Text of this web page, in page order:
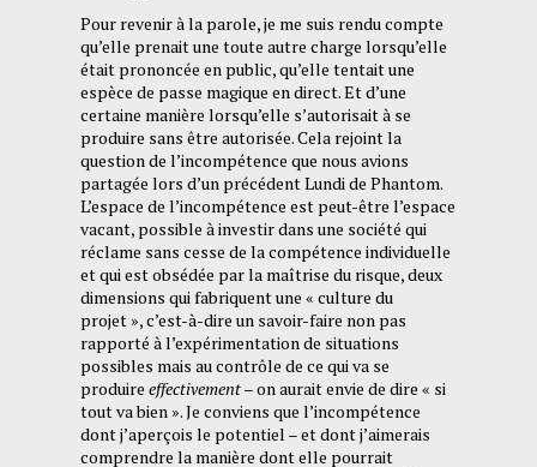
Pour revenir à la parole, je me suis rendu compte
qu’elle prenait une toute autre charge lorsqu’elle
était prononcée en public, qu’elle tentait une
espèce de passe magique en direct. Et d’une
certaine manière lorsqu’elle s’autorisait à se
produire sans être autorisée. Cela rejoint la
question de l’incompétence que nous avions
partagée lors d’un précédent Lundi de Phantom.
L’espace de l’incompétence est peut-être l’espace
vacant, possible à investir dans une société qui
réclame sans cesse de la compétence individuelle
et qui est obsédée par la maîtrise du risque, deux
dimensions qui fabriquent une « culture du
projet », c’est-à-dire un savoir-faire non pas
rapporté à l’expérimentation de situations
possibles mais au contrôle de ce qui va se
produire effectivement– on aurait envie de dire « si
tout va bien ». Je conviens que l’incompétence
dont j’aperçois le potentiel – et dont j’aimerais
comprendre la manière dont elle pourrait